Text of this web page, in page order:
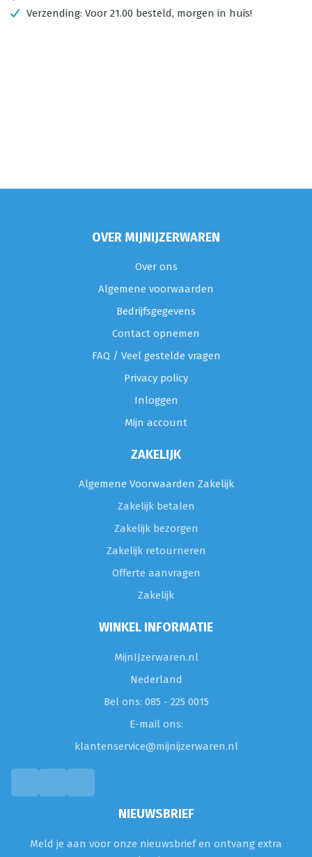
Verzending: Voor 21.00 besteld, morgen in huis!
OVER MIJNIJZERWAREN
Over ons
Algemene voorwaarden
Bedrijfsgegevens
Contact opnemen
FAQ / Veel gestelde vragen
Privacy policy
Inloggen
Mijn account
ZAKELIJK
Algemene Voorwaarden Zakelijk
Zakelijk betalen
Zakelijk bezorgen
Zakelijk retourneren
Offerte aanvragen
Zakelijk
WINKEL INFORMATIE
MijnIJzerwaren.nl
Nederland
Bel ons: 085 - 225 0015
E-mail ons:
klantenservice@mijnijzerwaren.nl
NIEUWSBRIEF
Meld je aan voor onze nieuwsbrief en ontvang extra